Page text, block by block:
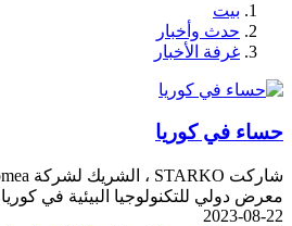
بيت
حدث وأخبار
غرفة الأخبار
حساء في كوريا
معرض دولي للتكنولوجيا البيئية في
2023-08-22